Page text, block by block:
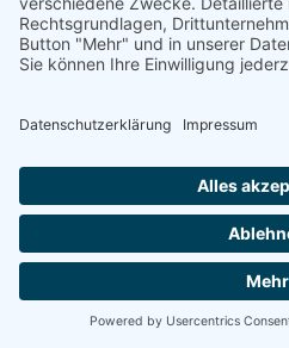
Aufbewahrungsfristen –
Anfrage per E-Mail,
Wenn Sie uns per E-Mail,
hervorgehenden
Anfrage) zum Zwecke der
bei uns gespeichert und
wir nicht ohne Ihre